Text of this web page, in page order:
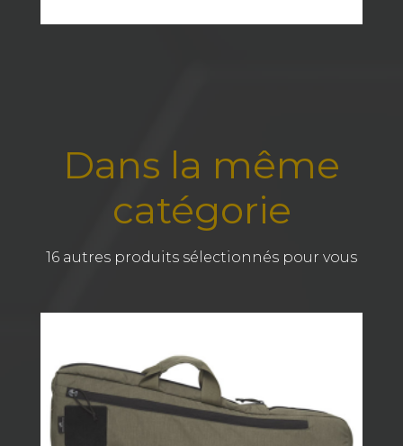
Dans la même
catégorie
16 autres produits sélectionnés pour vous